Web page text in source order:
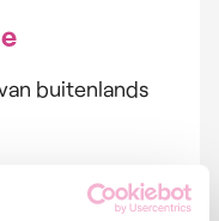
buitenlands